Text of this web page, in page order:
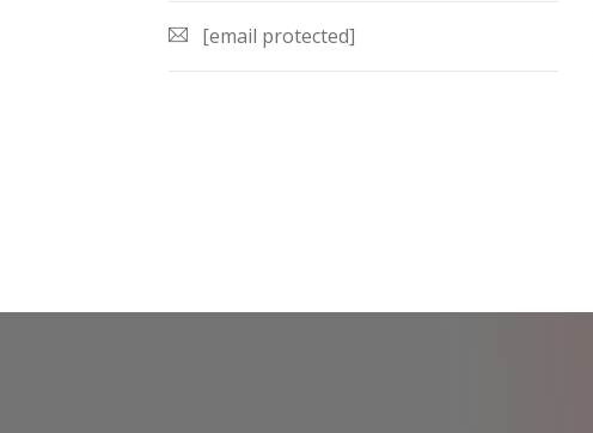
[email protected]